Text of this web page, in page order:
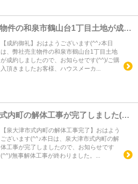
【成約御礼】弊社売主物件の和泉市鶴山台1丁目土地が成約しました(^^)v
【成約御礼】おはようございます(^^♪本日
は、弊社売主物件の和泉市鶴山台1丁目土地
が成約しましたので、お知らせです(^^)/ご購
入頂きましたお客様、ハウスメーカ...
【解体工事】泉大津市式内町の解体工事が完了しました(^^)v
【泉大津市式内町の解体工事完了】おはよう
ございます(^^♪本日は、泉大津市式内町の解
体工事が完了しましたので、お知らせです
(^^)/無事解体工事が終わりました。...